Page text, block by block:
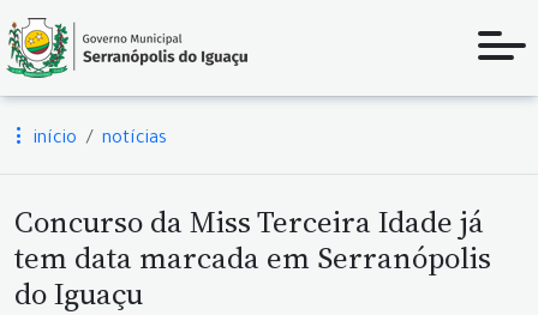
início notícias
Concurso da Miss Terceira Idade já
tem data marcada em Serranópolis
do Iguaçu